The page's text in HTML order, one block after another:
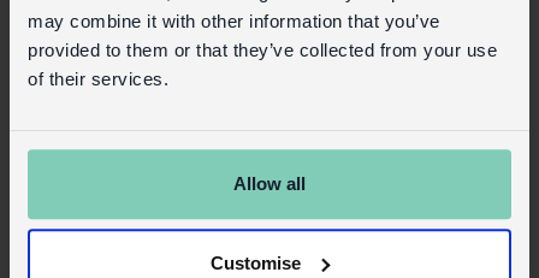
may combine it with other information that you’ve
provided to them or that they’ve collected from your use
of their services.
Allow all
Customise
Auf Lager Code:
Mehr Details